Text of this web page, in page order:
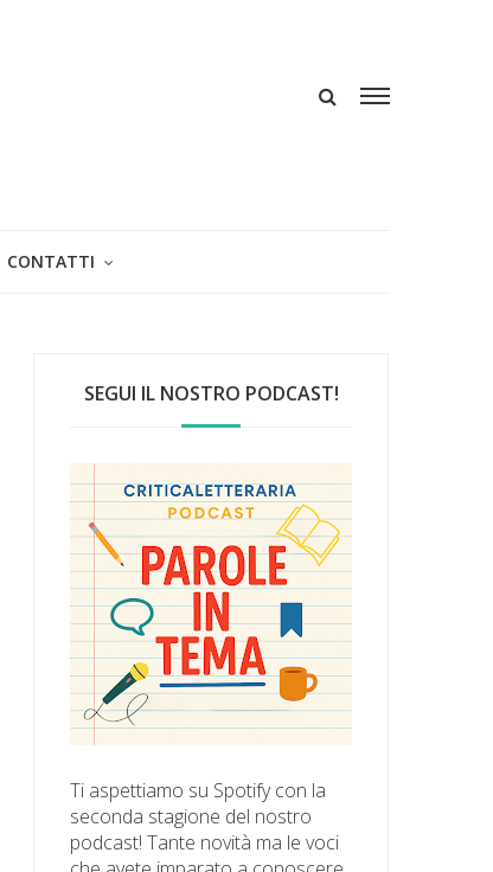
CONTATTI
SEGUI IL NOSTRO PODCAST!
Ti aspettiamo su Spotify con la
seconda stagione del nostro
podcast! Tante novità ma le voci